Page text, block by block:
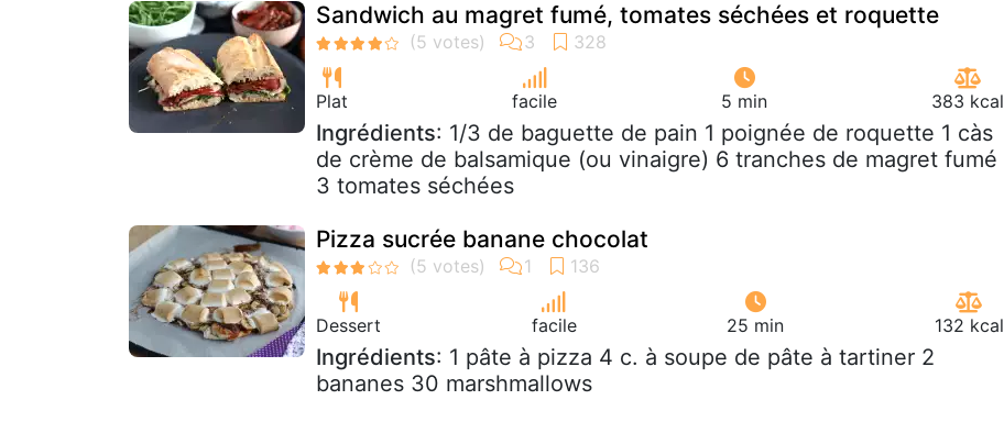
Sandwich au magret fumé, tomates séchées et roquette
Plat facile 5 min 383 kcal
Ingrédients: 1/3 de baguette de pain 1 poignée de roquette 1 càs
de crème de balsamique (ou vinaigre) 6 tranches de magret fumé
3 tomates séchées
Pizza sucrée banane chocolat
Dessert facile 25 min 132 kcal
Ingrédients: 1 pâte à pizza 4 c. à soupe de pâte à tartiner 2
bananes 30 marshmallows